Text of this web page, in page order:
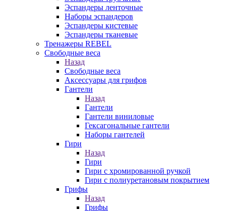
Эспандеры ленточные
Наборы эспандеров
Эспандеры кистевые
Эспандеры тканевые
Тренажеры REBEL
Свободные веса
Назад
Свободные веса
Аксессуары для грифов
Гантели
Назад
Гантели
Гантели виниловые
Гексагональные гантели
Наборы гантелей
Гири
Назад
Гири
Гири с хромированной ручкой
Гири с полиуретановым покрытием
Грифы
Назад
Грифы